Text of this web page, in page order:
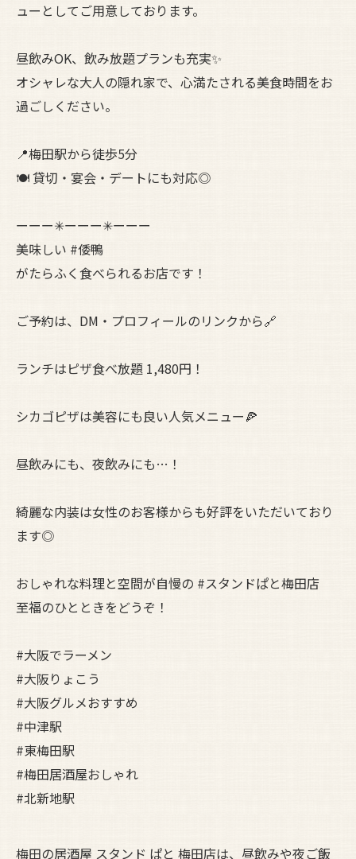
ューとしてご用意しております。
昼飲みOK、飲み放題プランも充実✨
オシャレな大人の隠れ家で、心満たされる美食時間をお
過ごしください。
📍梅田駅から徒歩5分
🍽 貸切・宴会・デートにも対応◎
ーーー✳︎ーーー✳︎ーーー
美味しい #倭鴨
がたらふく食べられるお店です！
ご予約は、DM・プロフィールのリンクから🔗
ランチはピザ食べ放題 1,480円！
シカゴピザは美容にも良い人気メニュー🍕
昼飲みにも、夜飲みにも…！
綺麗な内装は女性のお客様からも好評をいただいており
ます◎
おしゃれな料理と空間が自慢の #スタンドぱと梅田店
至福のひとときをどうぞ！
#大阪でラーメン
#大阪りょこう
#大阪グルメおすすめ
#中津駅
#東梅田駅
#梅田居酒屋おしゃれ
#北新地駅
梅田の居酒屋 スタンド ぱと 梅田店は、昼飲みや夜ご飯